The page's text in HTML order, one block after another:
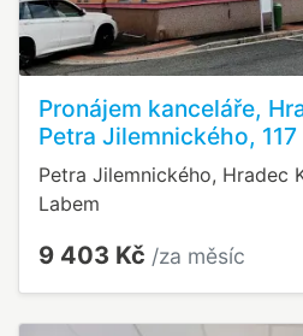
Pronájem kanceláře,
Petra Jilemnického, 117
Petra Jilemnického, Hradec
Labem
9 403 Kč /za měsíc